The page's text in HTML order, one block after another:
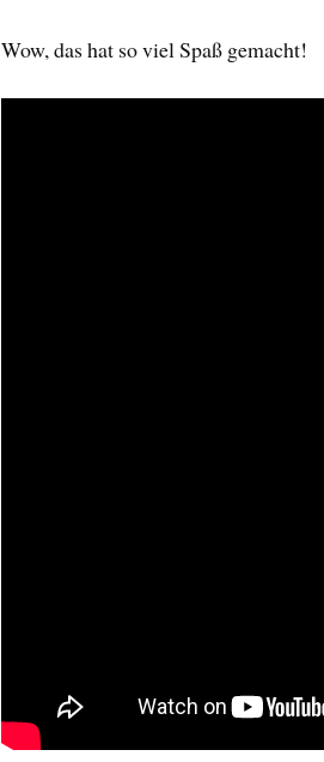
Wow, das hat so viel Spaß gemacht!